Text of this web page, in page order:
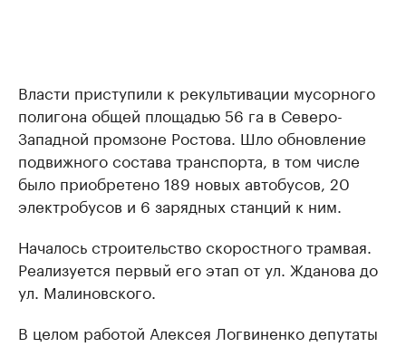
Власти приступили к рекультивации мусорного
полигона общей площадью 56 га в Северо-
Западной промзоне Ростова. Шло обновление
подвижного состава транспорта, в том числе
было приобретено 189 новых автобусов, 20
электробусов и 6 зарядных станций к ним.
Началось строительство скоростного трамвая.
Реализуется первый его этап от ул. Жданова до
ул. Малиновского.
В целом работой Алексея Логвиненко депутаты